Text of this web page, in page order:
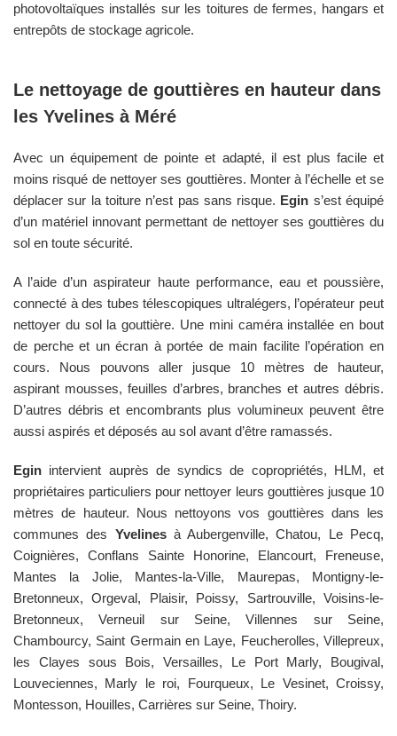
photovoltaïques installés sur les toitures de fermes, hangars et
entrepôts de stockage agricole.
Le nettoyage de gouttières en hauteur dans
les Yvelines à Méré
Avec un équipement de pointe et adapté, il est plus facile et
moins risqué de nettoyer ses gouttières. Monter à l’échelle et se
déplacer sur la toiture n’est pas sans risque. Egin s’est équipé
d’un matériel innovant permettant de nettoyer ses gouttières du
sol en toute sécurité.
A l’aide d’un aspirateur haute performance, eau et poussière,
connecté à des tubes télescopiques ultralégers, l’opérateur peut
nettoyer du sol la gouttière. Une mini caméra installée en bout
de perche et un écran à portée de main facilite l’opération en
cours. Nous pouvons aller jusque 10 mètres de hauteur,
aspirant mousses, feuilles d’arbres, branches et autres débris.
D’autres débris et encombrants plus volumineux peuvent être
aussi aspirés et déposés au sol avant d’être ramassés.
Egin intervient auprès de syndics de copropriétés, HLM, et
propriétaires particuliers pour nettoyer leurs gouttières jusque 10
mètres de hauteur. Nous nettoyons vos gouttières dans les
communes des Yvelinesà Aubergenville, Chatou, Le Pecq,
Coignières, Conflans Sainte Honorine, Elancourt, Freneuse,
Mantes la Jolie, Mantes-la-Ville, Maurepas, Montigny-le-
Bretonneux, Orgeval, Plaisir, Poissy, Sartrouville, Voisins-le-
Bretonneux, Verneuil sur Seine, Villennes sur Seine,
Chambourcy, Saint Germain en Laye, Feucherolles, Villepreux,
les Clayes sous Bois, Versailles, Le Port Marly, Bougival,
Louveciennes, Marly le roi, Fourqueux, Le Vesinet, Croissy,
Montesson, Houilles, Carrières sur Seine, Thoiry.